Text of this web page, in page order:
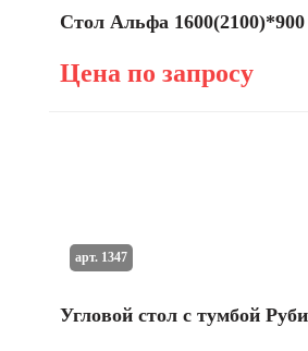
Стол Альфа 1600(2100)*900
Цена по запросу
Угловой стол с тумбой
арт. 1347